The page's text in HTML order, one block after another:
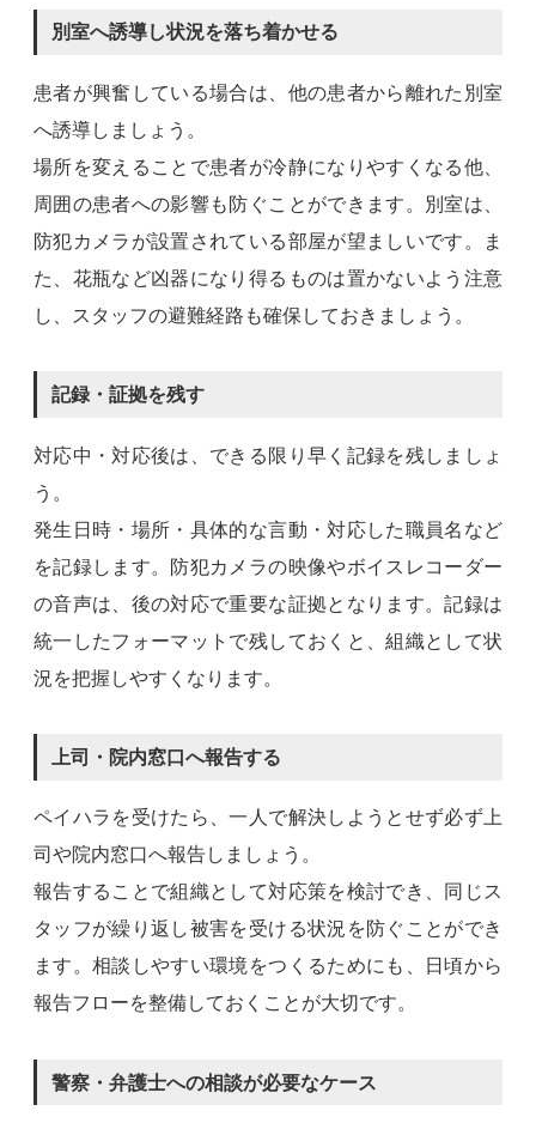
別室へ誘導し状況を落ち着かせる
患者が興奮している場合は、他の患者から離れた別室
へ誘導しましょう。
場所を変えることで患者が冷静になりやすくなる他、
周囲の患者への影響も防ぐことができます。別室は、
防犯カメラが設置されている部屋が望ましいです。ま
た、花瓶など凶器になり得るものは置かないよう注意
し、スタッフの避難経路も確保しておきましょう。
記録・証拠を残す
対応中・対応後は、できる限り早く記録を残しましょ
う。
発生日時・場所・具体的な言動・対応した職員名など
を記録します。防犯カメラの映像やボイスレコーダー
の音声は、後の対応で重要な証拠となります。記録は
統一したフォーマットで残しておくと、組織として状
況を把握しやすくなります。
上司・院内窓口へ報告する
ペイハラを受けたら、一人で解決しようとせず必ず上
司や院内窓口へ報告しましょう。
報告することで組織として対応策を検討でき、同じス
タッフが繰り返し被害を受ける状況を防ぐことができ
ます。相談しやすい環境をつくるためにも、日頃から
報告フローを整備しておくことが大切です。
警察・弁護士への相談が必要なケース